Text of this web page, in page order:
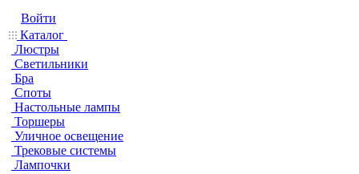
Войти
Каталог
Люстры
Светильники
Бра
Споты
Настольные лампы
Торшеры
Уличное освещение
Трековые системы
Лампочки